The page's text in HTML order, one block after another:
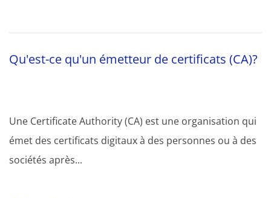
Qu'est-ce qu'un émetteur de certificats (CA)?
Une Certificate Authority (CA) est une organisation qui
émet des certificats digitaux à des personnes ou à des
sociétés après...